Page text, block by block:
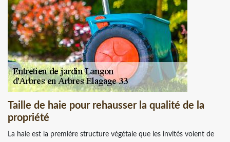
Taille de haie pour rehausser la qualité de la
propriété
La haie est la première structure végétale que les invités voient de